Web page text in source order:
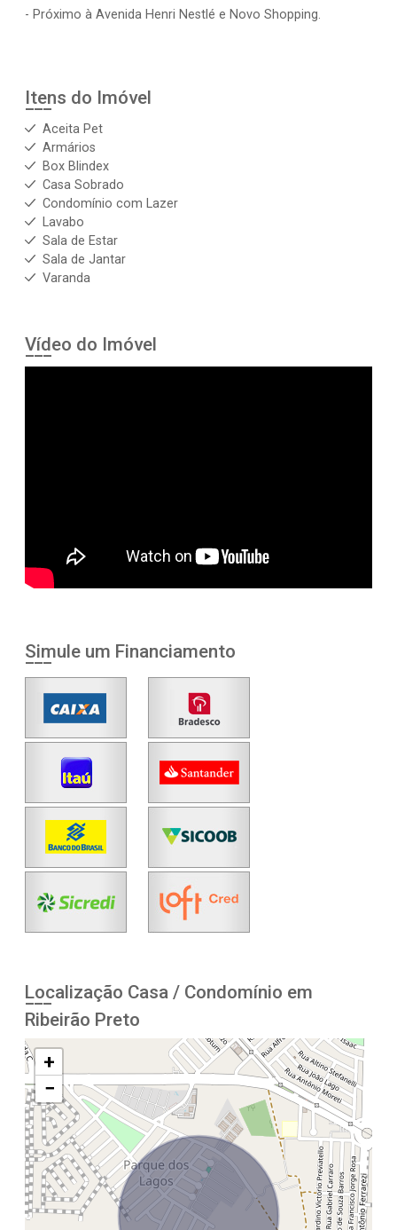
- Próximo à Avenida Henri Nestlé e Novo Shopping.
Itens do Imóvel
Aceita Pet
Armários
Box Blindex
Casa Sobrado
Condomínio com Lazer
Lavabo
Sala de Estar
Sala de Jantar
Varanda
Vídeo do Imóvel
Simule um Financiamento
Localização Casa / Condomínio em
Ribeirão Preto
+
−